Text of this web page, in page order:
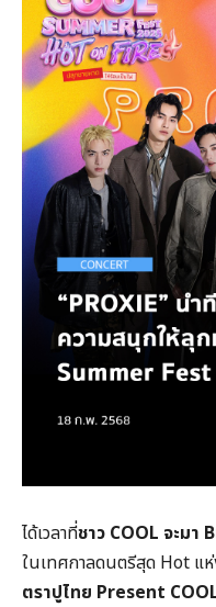
ได้เวลาที่ชาว COOL จะมา
ในเทศกาลดนตรีสุด Hot แ
ตราปูไทย Present